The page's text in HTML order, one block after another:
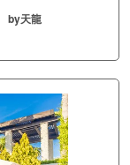
by天龍